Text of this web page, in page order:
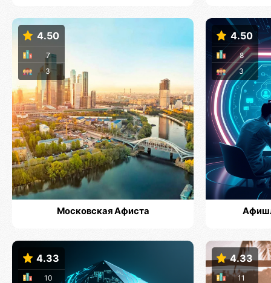
4.50
3
7
Московская Афиста
4.50
3
8
4.33
10
4.33
11